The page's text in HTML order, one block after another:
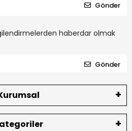
Gönder
haberdar olmak
Gönder